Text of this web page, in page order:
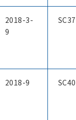
2018-3-
9
SC37
2018-9 SC40